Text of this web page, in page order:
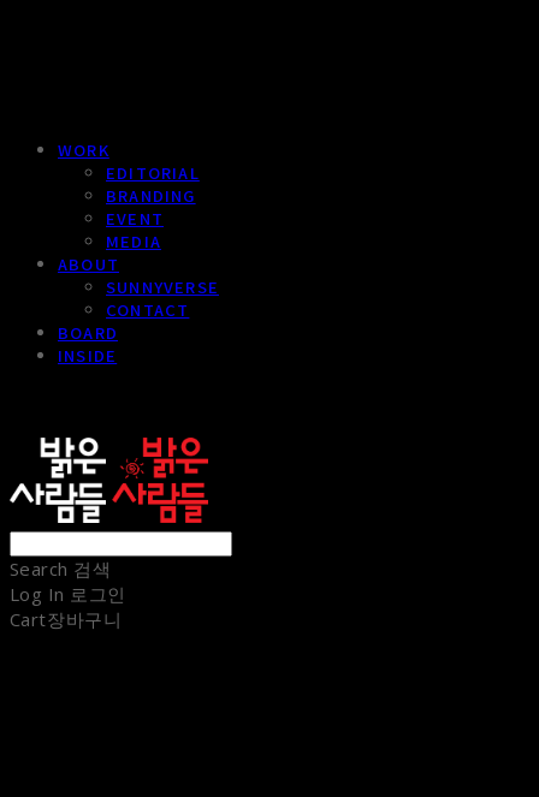
WORK
EDITORIAL
BRANDING
EVENT
MEDIA
ABOUT
SUNNYVERSE
CONTACT
BOARD
INSIDE
Search 검색
Log In 로그인
Cart장바구니